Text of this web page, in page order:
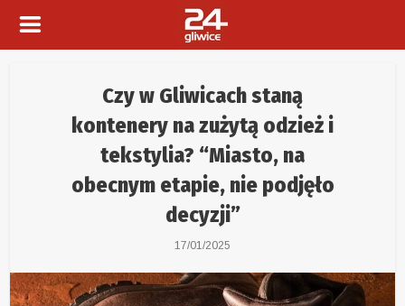
Czy w Gliwicach staną
kontenery na zużytą odzież i
tekstylia? “Miasto, na
obecnym etapie, nie podjęło
decyzji”
17/01/2025